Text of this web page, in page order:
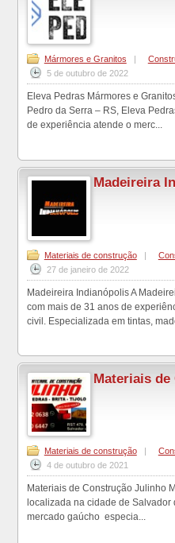
Mármores e Granitos
5 de outubro de 2022
Eleva Pedras Mármores e
Pedro da Serra – RS, Eleva
de experiência atende o merc...
Madeireira
Materiais de construção |
27 de janeiro de 2022
Madeireira Indianópolis A
com mais de 31 anos de
civil. Especializada em tintas,
Materiais
Materiais de construção
4 de outubro de 2021
Materiais de Construção Julinho
localizada na cidade de
mercado gaúcho especia...